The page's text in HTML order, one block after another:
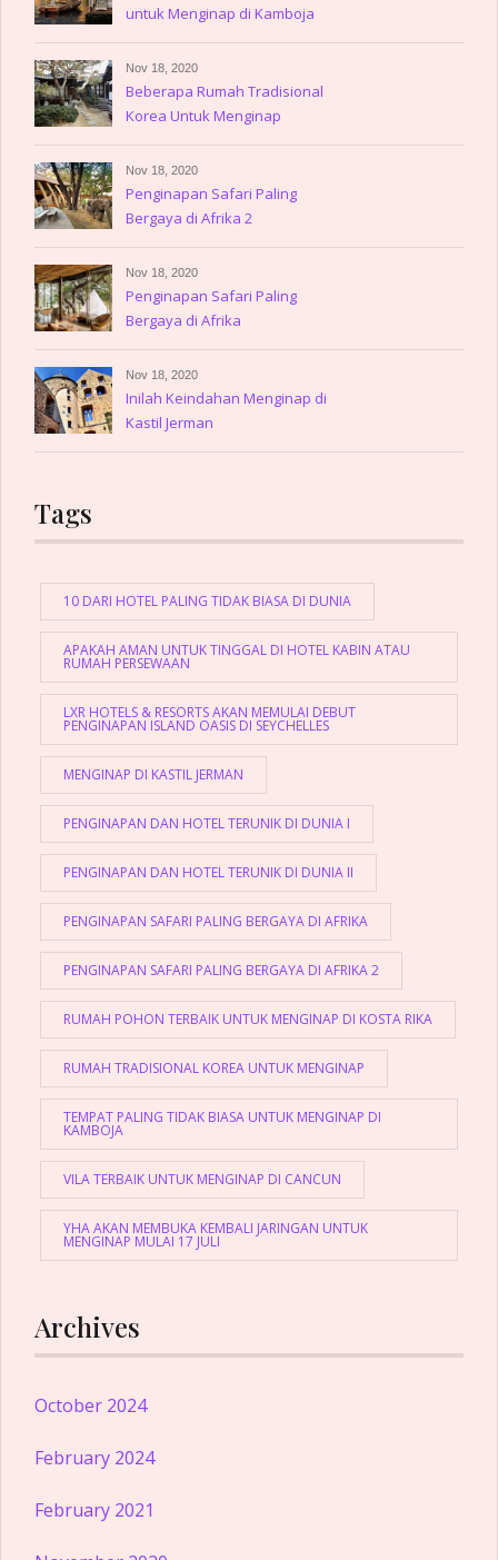
untuk Menginap di Kamboja
Nov 18, 2020
Beberapa Rumah Tradisional
Korea Untuk Menginap
Nov 18, 2020
Penginapan Safari Paling
Bergaya di Afrika 2
Nov 18, 2020
Penginapan Safari Paling
Bergaya di Afrika
Nov 18, 2020
Inilah Keindahan Menginap di
Kastil Jerman
Tags
10 DARI HOTEL PALING TIDAK BIASA DI DUNIA
APAKAH AMAN UNTUK TINGGAL DI HOTEL KABIN ATAU
RUMAH PERSEWAAN
LXR HOTELS & RESORTS AKAN MEMULAI DEBUT
PENGINAPAN ISLAND OASIS DI SEYCHELLES
MENGINAP DI KASTIL JERMAN
PENGINAPAN DAN HOTEL TERUNIK DI DUNIA I
PENGINAPAN DAN HOTEL TERUNIK DI DUNIA II
PENGINAPAN SAFARI PALING BERGAYA DI AFRIKA
PENGINAPAN SAFARI PALING BERGAYA DI AFRIKA 2
RUMAH POHON TERBAIK UNTUK MENGINAP DI KOSTA RIKA
RUMAH TRADISIONAL KOREA UNTUK MENGINAP
TEMPAT PALING TIDAK BIASA UNTUK MENGINAP DI
KAMBOJA
VILA TERBAIK UNTUK MENGINAP DI CANCUN
YHA AKAN MEMBUKA KEMBALI JARINGAN UNTUK
MENGINAP MULAI 17 JULI
Archives
October 2024
February 2024
February 2021